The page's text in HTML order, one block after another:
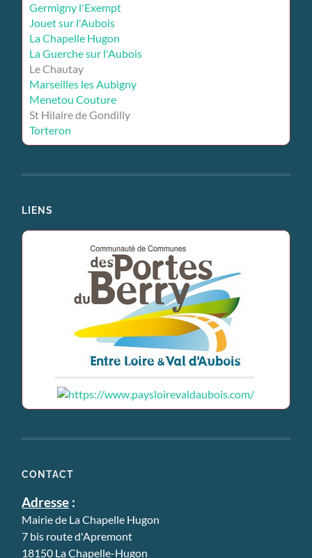
Germigny l'Exempt
Jouet sur l'Aubois
La Chapelle Hugon
La Guerche sur l'Aubois
Le Chautay
Marseilles les Aubigny
Menetou Couture
St Hilaire de Gondilly
Torteron
LIENS
CONTACT
Adresse :
Mairie de La Chapelle Hugon
7 bis route d'Apremont
18150 La Chapelle-Hugon